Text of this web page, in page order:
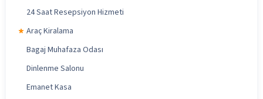
24 Saat Resepsiyon Hizmeti
Araç Kiralama
Bagaj Muhafaza Odası
Dinlenme Salonu
Emanet Kasa